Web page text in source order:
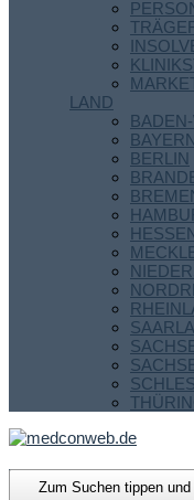
LAND
BAYERN
BERLIN